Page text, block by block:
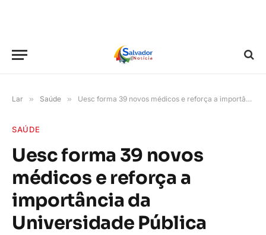
Lar » Saúde » Uesc forma 39 novos médicos e reforça a importância da Universidade Pública
SAÚDE
Uesc forma 39 novos
médicos e reforça a
importância da
Universidade Pública